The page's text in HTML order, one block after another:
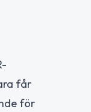
får
för